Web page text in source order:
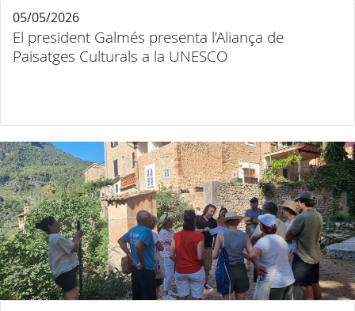
El president Galmés presenta l’Aliança de
Paisatges Culturals a la UNESCO
05/05/2026